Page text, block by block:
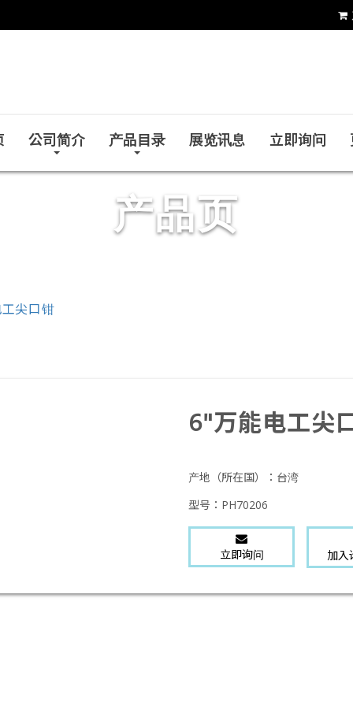
公司简介 产品目录 展览讯息 立即询问
产品页
尖口钳
6"万能电工尖
产地（所在国）： 台湾
型号： PH70206
立即询问 加入